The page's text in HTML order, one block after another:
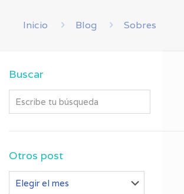
Inicio Blog Sobres
Buscar
Otros post
Otros